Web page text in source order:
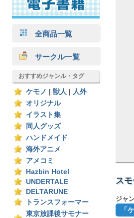
全商品一覧
サークル一覧
おすすめジャンル・タグ
ケモノ 獣人
人外
オリジナル
イラスト集
同人グッズ
ハンドメイド
海外アニメ
アメコミ
Hazbin Hotel
UNDERTALE
DELTARUNE
トランスフォーマー
東京放課後サモナー
ス
ジャ
「